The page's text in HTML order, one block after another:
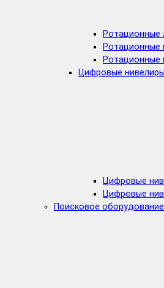
Ротационные
Ротационные
Ротационные
Цифровые нивелиры
Цифровые
Цифровые
Поисковое оборудование